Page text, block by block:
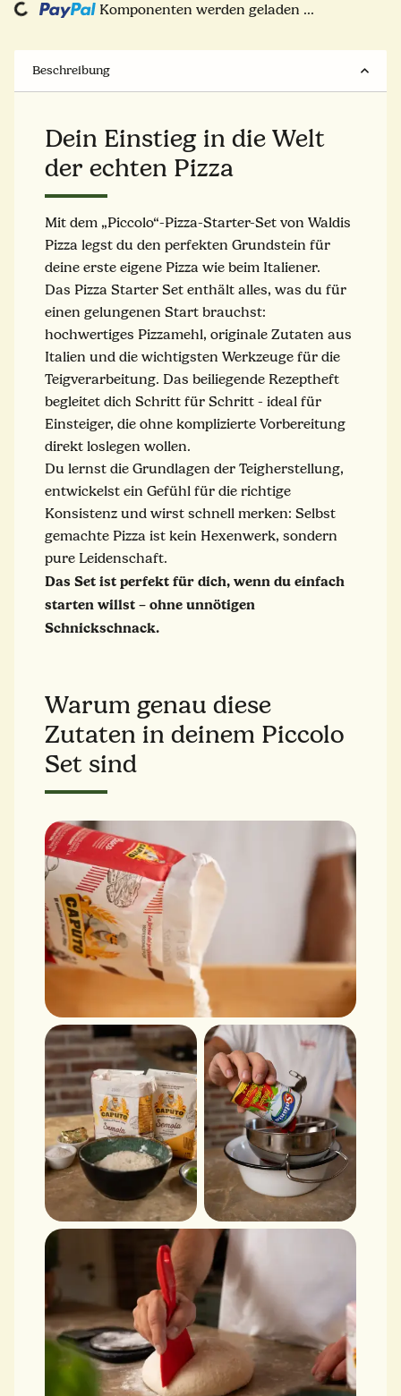
Loading... Komponenten werden geladen ...
Beschreibung
Dein Einstieg in die Welt
der echten Pizza
Mit dem „Piccolo“-Pizza-Starter-Set von Waldis
Pizza legst du den perfekten Grundstein für
deine erste eigene Pizza wie beim Italiener.
Das Pizza Starter Set enthält alles, was du für
einen gelungenen Start brauchst:
hochwertiges Pizzamehl, originale Zutaten aus
Italien und die wichtigsten Werkzeuge für die
Teigverarbeitung. Das beiliegende Rezeptheft
begleitet dich Schritt für Schritt - ideal für
Einsteiger, die ohne komplizierte Vorbereitung
direkt loslegen wollen.
Du lernst die Grundlagen der Teigherstellung,
entwickelst ein Gefühl für die richtige
Konsistenz und wirst schnell merken: Selbst
gemachte Pizza ist kein Hexenwerk, sondern
pure Leidenschaft.
Das Set ist perfekt für dich, wenn du einfach
starten willst – ohne unnötigen
Schnickschnack.
Warum genau diese
Zutaten in deinem Piccolo
Set sind